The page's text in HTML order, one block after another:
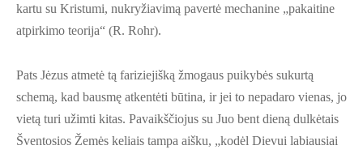
kartu su Kristumi, nukryžiavimą pavertė mechanine „pakaitine
atpirkimo teorija“ (R. Rohr).
Pats Jėzus atmetė tą fariziejišką žmogaus puikybės sukurtą
schemą, kad bausmę atkentėti būtina, ir jei to nepadaro vienas, jo
vietą turi užimti kitas. Pavaikščiojus su Juo bent dieną dulkėtais
Šventosios Žemės keliais tampa aišku, „kodėl Dievui labiausiai